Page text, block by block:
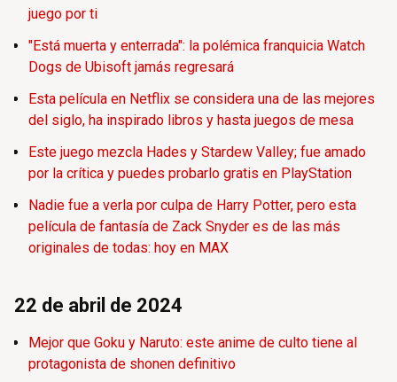
juego por ti
"Está muerta y enterrada": la polémica franquicia Watch
Dogs de Ubisoft jamás regresará
Esta película en Netflix se considera una de las mejores
del siglo, ha inspirado libros y hasta juegos de mesa
Este juego mezcla Hades y Stardew Valley; fue amado
por la crítica y puedes probarlo gratis en PlayStation
Nadie fue a verla por culpa de Harry Potter, pero esta
película de fantasía de Zack Snyder es de las más
originales de todas: hoy en MAX
22 de abril de 2024
Mejor que Goku y Naruto: este anime de culto tiene al
protagonista de shonen definitivo